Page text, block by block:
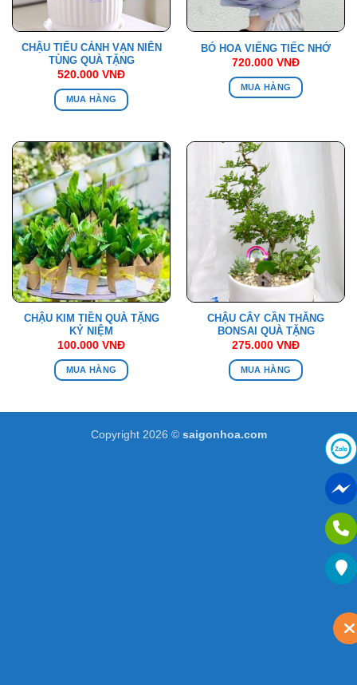
CHẬU TIỂU CẢNH VẠN NIÊN
TÙNG QUÀ TẶNG
520.000 VNĐ
MUA HÀNG
BÓ HOA VIẾNG TIẾC NHỚ
720.000 VNĐ
MUA HÀNG
CHẬU KIM TIỀN QUÀ TẶNG
KỶ NIỆM
100.000 VNĐ
MUA HÀNG
CHẬU CÂY CẦN THĂNG
BONSAI QUÀ TẶNG
275.000 VNĐ
MUA HÀNG
Copyright 2026 © saigonhoa.com